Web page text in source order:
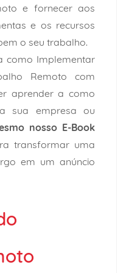
e fornecer aos
e os recursos
o seu trabalho.
como Implementar
Remoto com
aprender a como
sua empresa ou
nosso E-Book
transformar uma
em um anúncio